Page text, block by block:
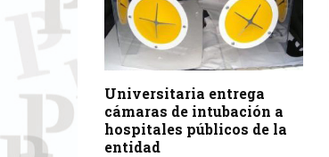
Universitaria entrega
cámaras de intubación a
hospitales públicos de la
entidad